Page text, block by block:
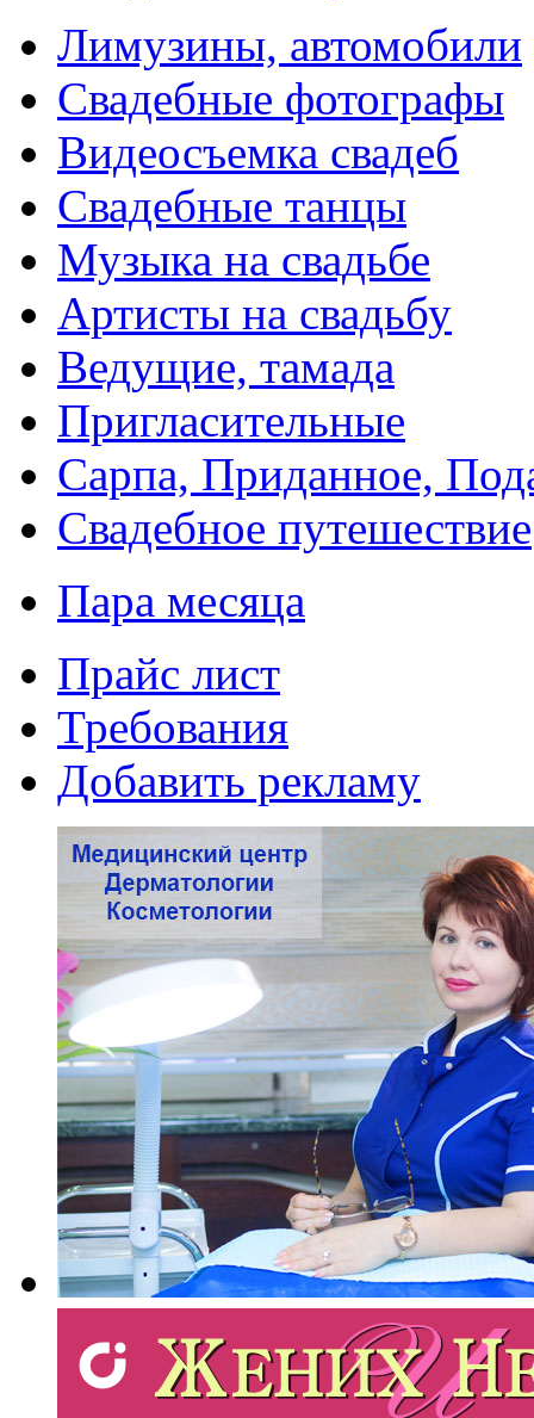
Лимузины, автомобили
Свадебные фотографы
Видеосъемка свадеб
Свадебные танцы
Музыка на свадьбе
Артисты на свадьбу
Ведущие, тамада
Пригласительные
Сарпа, Приданное,
Свадебное путешествие
Пара месяца
Прайс лист
Требования
Добавить рекламу